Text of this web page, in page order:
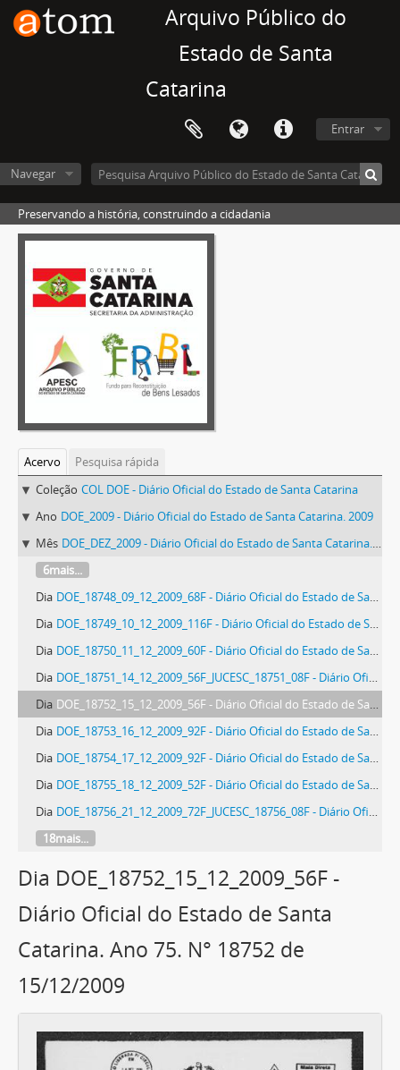
Arquivo Público do
Estado de Santa
Catarina
Entrar
Navegar
Preservando a história, construindo a cidadania
Acervo
Pesquisa rápida
Coleção COL DOE - Diário Oficial do Estado de Santa Catarina
Ano DOE_2009 - Diário Oficial do Estado de Santa Catarina. 2009
Mês DOE_DEZ_2009 - Diário Oficial do Estado de Santa Catarina. Dezembro de 2009
6mais...
Dia DOE_18748_09_12_2009_68F - Diário Oficial do Estado de Santa Catarina. Ano 75. N° 18748 de 09/12/2009
Dia DOE_18749_10_12_2009_116F - Diário Oficial do Estado de Santa Catarina. Ano 75. N° 18749 de 10/12/2009
Dia DOE_18750_11_12_2009_60F - Diário Oficial do Estado de Santa Catarina. Ano 75. N° 18750 de 11/12/2009
Dia DOE_18751_14_12_2009_56F_JUCESC_18751_08F - Diário Oficial do Estado de Santa Catarina. Ano 75. N° 18751 de 14/12/2009
Dia DOE_18752_15_12_2009_56F - Diário Oficial do Estado de Santa Catarina. Ano 75. N° 18752 de 15/12/2009
Dia DOE_18753_16_12_2009_92F - Diário Oficial do Estado de Santa Catarina. Ano 75. N° 18753 de 16/12/2009
Dia DOE_18754_17_12_2009_92F - Diário Oficial do Estado de Santa Catarina. Ano 75. N° 18754 de 17/12/2009
Dia DOE_18755_18_12_2009_52F - Diário Oficial do Estado de Santa Catarina. Ano 75. N° 18755 de 18/12/2009
Dia DOE_18756_21_12_2009_72F_JUCESC_18756_08F - Diário Oficial do Estado de Santa Catarina. Ano 75. N° 18756 de 21/12/2009
18mais...
Dia DOE_18752_15_12_2009_56F -
Diário Oficial do Estado de Santa
Catarina. Ano 75. N° 18752 de
15/12/2009